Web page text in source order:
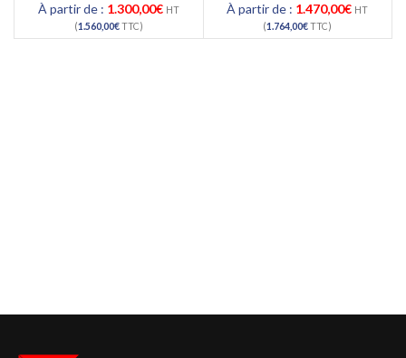
À partir de : 1.300,00€ HT
(1.560,00€TTC)
À partir de : 1.470,00€ HT
(1.764,00€TTC)